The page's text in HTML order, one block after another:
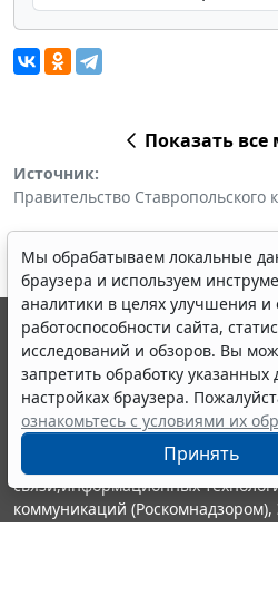
Показать
Источник:
Правительство Ставропольского
Мы обрабатываем локальные
браузера и используем
аналитики в целях улучшения и
работоспособности сайта,
исследований и обзоров. Вы
запретить обработку указанных
настройках браузера.
ознакомьтесь с условиями их
Принять
© ООО "НПП "ГАРАНТ-СЕРВИС",
выпускается с 1990 года.
являются участниками
информации ГАРАНТ.
Портал ГАРАНТ.РУ
издания Федеральной службой
связи,информационных
коммуникаций